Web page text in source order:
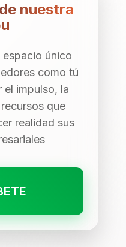
nuestra
único
como tú
el impulso, la
que
realidad sus